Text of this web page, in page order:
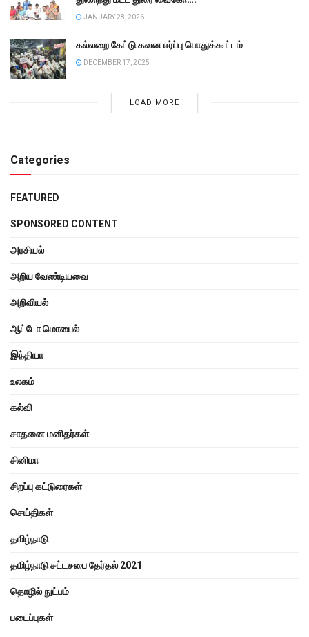
JANUARY 28, 2026
கல்லறை கேட்டு கவன ஈர்ப்பு பொதுக்கூட்டம்
DECEMBER 17, 2025
LOAD MORE
Categories
FEATURED
SPONSORED CONTENT
அரசியல்
அறிய வேண்டியவை
அறிவியல்
ஆட்டோ மொபைல்
இந்தியா
உலகம்
கல்வி
சாதனை மனிதர்கள்
சினிமா
சிறப்பு கட்டுரைகள்
செய்திகள்
தமிழ்நாடு
தமிழ்நாடு சட்டசபை தேர்தல் 2021
தொழில் நுட்பம்
படைப்புகள்